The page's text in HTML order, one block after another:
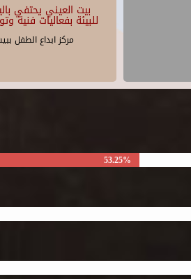
بيت العيني يحتفي
للبيئة بفعاليات فنية
مركز ابداع الطفل
53.25%